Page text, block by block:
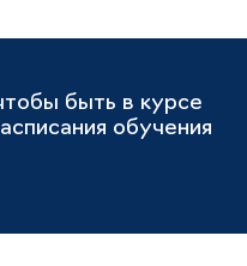
быть в курсе
обучения